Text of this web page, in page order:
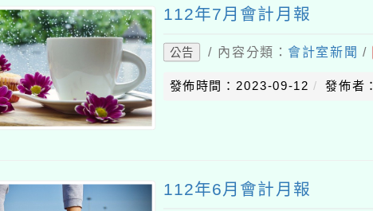
112年7月會計月報
公告 / 內容分類： 會計室新聞 /
發佈時間：2023-09-12 發佈者
112年6月會計月報